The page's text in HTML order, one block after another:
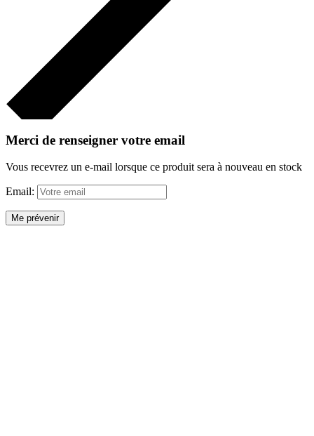
Merci de renseigner votre email
Vous recevrez un e-mail lorsque ce produit sera à nouveau en stock
Email:
Me prévenir